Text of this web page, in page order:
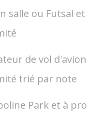
salle ou Futsal et
de vol
trié par note
Park et à